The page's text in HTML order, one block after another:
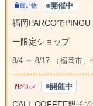
買い物 開催中
福岡PARCOで
ー限定ショップ
8/4 ～ 8/17 （福岡市、
グルメ 開催中
CALL COFFEE親子